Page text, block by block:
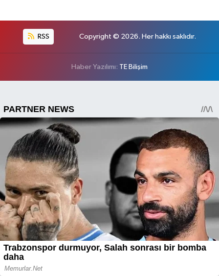
RSS Copyright © 2026. Her hakkı saklıdır.
Haber Yazılımı: TE Bilişim